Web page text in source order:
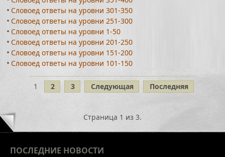
Словоед ответы на уровни 301-350
Словоед ответы на уровни 251-300
Словоед ответы на уровни 1-50
Словоед ответы на уровни 201-250
Словоед ответы на уровни 151-200
Словоед ответы на уровни 101-150
1 2 3 Следующая Последняя
Страница 1 из 3.
ПОСЛЕДНИЕ НОВОСТИ